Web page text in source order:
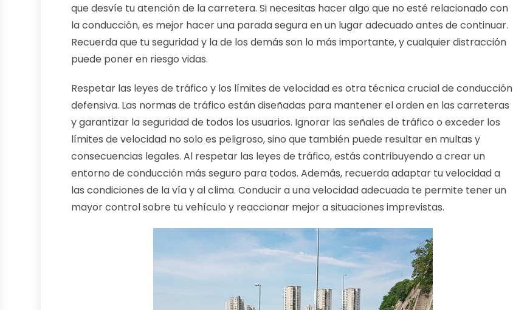
que desvíe tu atención de la carretera. Si necesitas hacer algo que no esté relacionado con
la conducción, es mejor hacer una parada segura en un lugar adecuado antes de continuar.
Recuerda que tu seguridad y la de los demás son lo más importante, y cualquier distracción
puede poner en riesgo vidas.
Respetar las leyes de tráfico y los límites de velocidad es otra técnica crucial de conducción
defensiva. Las normas de tráfico están diseñadas para mantener el orden en las carreteras
y garantizar la seguridad de todos los usuarios. Ignorar las señales de tráfico o exceder los
límites de velocidad no solo es peligroso, sino que también puede resultar en multas y
consecuencias legales. Al respetar las leyes de tráfico, estás contribuyendo a crear un
entorno de conducción más seguro para todos. Además, recuerda adaptar tu velocidad a
las condiciones de la vía y al clima. Conducir a una velocidad adecuada te permite tener un
mayor control sobre tu vehículo y reaccionar mejor a situaciones imprevistas.